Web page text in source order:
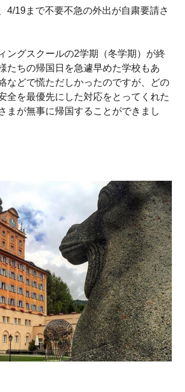
4/19まで不要不急の外出が自粛要請さ
ングスクールの2学期（冬学期）が終
たちの帰国日を急遽早めた学校もあ
などで慌ただしかったのですが、どの
全を最優先にした対応をとってくれた
まが無事に帰国することができまし